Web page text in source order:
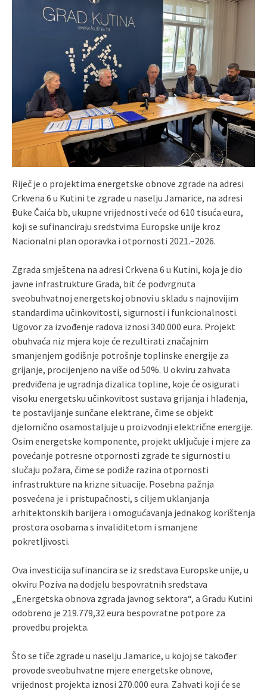
Riječ je o projektima energetske obnove zgrade na adresi
Crkvena 6 u Kutini te zgrade u naselju Jamarice, na adresi
Đuke Čaića bb, ukupne vrijednosti veće od 610 tisuća eura,
koji se sufinanciraju sredstvima Europske unije kroz
Nacionalni plan oporavka i otpornosti 2021.–2026.
Zgrada smještena na adresi Crkvena 6 u Kutini, koja je dio
javne infrastrukture Grada, bit će podvrgnuta
sveobuhvatnoj energetskoj obnovi u skladu s najnovijim
standardima učinkovitosti, sigurnosti i funkcionalnosti.
Ugovor za izvođenje radova iznosi 340.000 eura. Projekt
obuhvaća niz mjera koje će rezultirati značajnim
smanjenjem godišnje potrošnje toplinske energije za
grijanje, procijenjeno na više od 50%. U okviru zahvata
predviđena je ugradnja dizalica topline, koje će osigurati
visoku energetsku učinkovitost sustava grijanja i hlađenja,
te postavljanje sunčane elektrane, čime se objekt
djelomično osamostaljuje u proizvodnji električne energije.
Osim energetske komponente, projekt uključuje i mjere za
povećanje potresne otpornosti zgrade te sigurnosti u
slučaju požara, čime se podiže razina otpornosti
infrastrukture na krizne situacije. Posebna pažnja
posvećena je i pristupačnosti, s ciljem uklanjanja
arhitektonskih barijera i omogućavanja jednakog korištenja
prostora osobama s invaliditetom i smanjene
pokretljivosti.
Ova investicija sufinancira se iz sredstava Europske unije, u
okviru Poziva na dodjelu bespovratnih sredstava
„Energetska obnova zgrada javnog sektora“, a Gradu Kutini
odobreno je 219.779,32 eura bespovratne potpore za
provedbu projekta.
Što se tiče zgrade u naselju Jamarice, u kojoj se također
provode sveobuhvatne mjere energetske obnove,
vrijednost projekta iznosi 270.000 eura. Zahvati koji će se